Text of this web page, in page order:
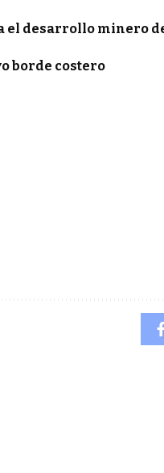
desarrollo minero
borde costero